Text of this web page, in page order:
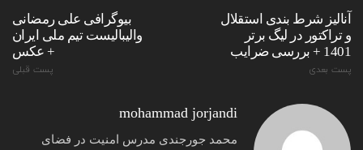
بیوگرافی علی رمضانی
والیبالیست تیم ملی ایران
+ عکس
پست قبلی
آنالیز شرط بندی استقلال
و تراکتور در لیگ برتر
1401 + بررسی ضرایب
پست بعدی
mohammad jorjandi
محمد جورجندی مدرس امنیت در فضای